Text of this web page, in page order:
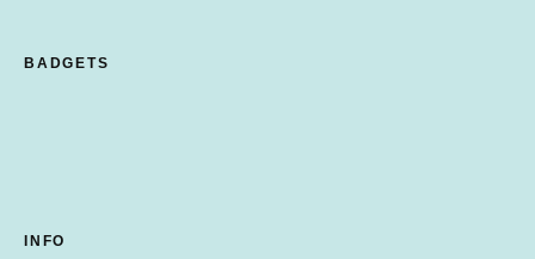
BADGETS
INFO